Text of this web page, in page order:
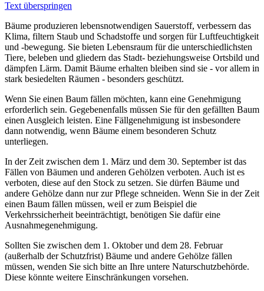
Text überspringen
Bäume produzieren lebensnotwendigen Sauerstoff, verbessern das
Klima, filtern Staub und Schadstoffe und sorgen für Luftfeuchtigkeit
und -bewegung. Sie bieten Lebensraum für die unterschiedlichsten
Tiere, beleben und gliedern das Stadt- beziehungsweise Ortsbild und
dämpfen Lärm. Damit Bäume erhalten bleiben sind sie - vor allem in
stark besiedelten Räumen - besonders geschützt.
Wenn Sie einen Baum fällen möchten, kann eine Genehmigung
erforderlich sein. Gegebenenfalls müssen Sie für den gefällten Baum
einen Ausgleich leisten. Eine Fällgenehmigung ist insbesondere
dann notwendig, wenn Bäume einem besonderen Schutz
unterliegen.
In der Zeit zwischen dem 1. März und dem 30. September ist das
Fällen von Bäumen und anderen Gehölzen verboten. Auch ist es
verboten, diese auf den Stock zu setzen. Sie dürfen Bäume und
andere Gehölze dann nur zur Pflege schneiden. Wenn Sie in der Zeit
einen Baum fällen müssen, weil er zum Beispiel die
Verkehrssicherheit beeinträchtigt, benötigen Sie dafür eine
Ausnahmegenehmigung.
Sollten Sie zwischen dem 1. Oktober und dem 28. Februar
(außerhalb der Schutzfrist) Bäume und andere Gehölze fällen
müssen, wenden Sie sich bitte an Ihre untere Naturschutzbehörde.
Diese könnte weitere Einschränkungen vorsehen.